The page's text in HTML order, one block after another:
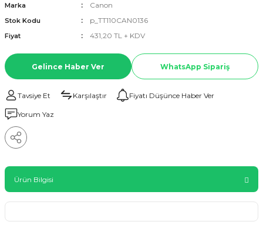
Marka Canon
Stok Kodu p_TT110CAN0136
Fiyat 431,20 TL + KDV
Gelince Haber Ver WhatsApp Sipariş
Tavsiye Et Karşılaştır Fiyatı Düşünce Haber Ver
Yorum Yaz
Ürün Bilgisi